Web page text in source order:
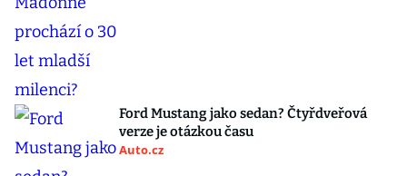
Ford Mustang jako sedan? Čtyřdveřová
verze je otázkou času
Auto.cz